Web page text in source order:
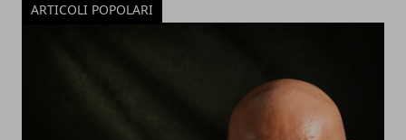
ARTICOLI POPOLARI